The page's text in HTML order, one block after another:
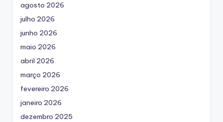
agosto 2026
julho 2026
junho 2026
maio 2026
abril 2026
março 2026
fevereiro 2026
janeiro 2026
dezembro 2025